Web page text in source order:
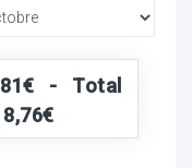
- Total